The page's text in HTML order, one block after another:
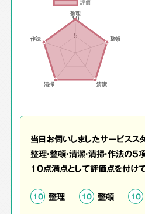
当日お伺いしましたサービスス
整理・整頓・清潔・清掃・作法の
10点満点として評価点を付けて
10 整理 10 整頓 10